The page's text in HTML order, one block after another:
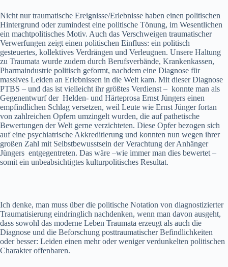
Nicht nur traumatische Ereignisse/Erlebnisse haben einen politischen
Hintergrund oder zumindest eine politische Tönung, im Wesentlichen
ein machtpolitisches Motiv. Auch das Verschweigen traumatischer
Verwerfungen zeigt einen politischen Einfluss: ein politisch
gesteuertes, kollektives Verdrängen und Verleugnen. Unsere Haltung
zu Traumata wurde zudem durch Berufsverbände, Krankenkassen,
Pharmaindustrie politisch geformt, nachdem eine Diagnose für
massives Leiden an Erlebnissen in die Welt kam. Mit dieser Diagnose
PTBS – und das ist vielleicht ihr größtes Verdienst – konnte man als
Gegenentwurf der Helden- und Härteprosa Ernst Jüngers einen
empfindlichen Schlag versetzen, weil Leute wie Ernst Jünger fortan
von zahlreichen Opfern umzingelt wurden, die auf pathetische
Bewertungen der Welt gerne verzichteten. Diese Opfer bezogen sich
auf eine psychiatrische Akkreditierung und konnten nun wegen ihrer
großen Zahl mit Selbstbewusstsein der Verachtung der Anhänger
Jüngers entgegentreten. Das wäre –wie immer man dies bewertet –
somit ein unbeabsichtigtes kulturpolitisches Resultat.
Ich denke, man muss über die politische Notation von diagnostizierter
Traumatisierung eindringlich nachdenken, wenn man davon ausgeht,
dass sowohl das moderne Leben Traumata erzeugt als auch die
Diagnose und die Beforschung posttraumatischer Befindlichkeiten
oder besser: Leiden einen mehr oder weniger verdunkelten politischen
Charakter offenbaren.